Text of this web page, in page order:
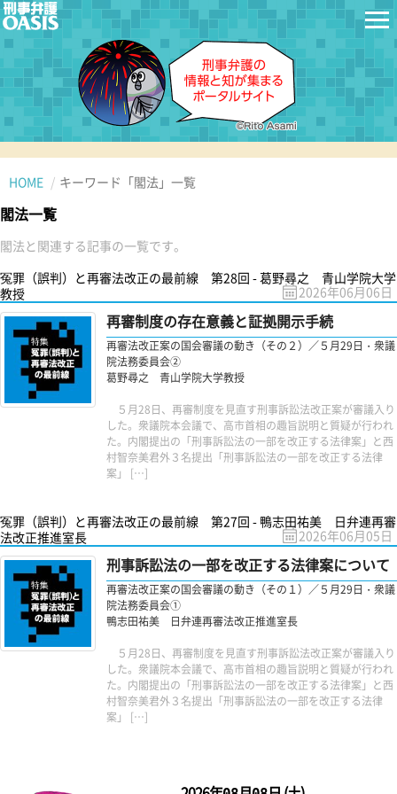
HOME キーワード「閣法」一覧
閣法一覧
閣法と関連する記事の一覧です。
冤罪（誤判）と再審法改正の最前線 第28回 - 葛野尋之 青山学院大学
教授
2026年06月06日
再審制度の存在意義と証拠開示手続
再審法改正案の国会審議の動き（その２）／５月29日・衆議
院法務委員会②
葛野尋之 青山学院大学教授
５月28日、再審制度を見直す刑事訴訟法改正案が審議入り
した。衆議院本会議で、高市首相の趣旨説明と質疑が行われ
た。内閣提出の「刑事訴訟法の一部を改正する法律案」と西
村智奈美君外３名提出「刑事訴訟法の一部を改正する法律
案」 […]
冤罪（誤判）と再審法改正の最前線 第27回 - 鴨志田祐美 日弁連再審
法改正推進室長
2026年06月05日
刑事訴訟法の一部を改正する法律案について
再審法改正案の国会審議の動き（その１）／５月29日・衆議
院法務委員会①
鴨志田祐美 日弁連再審法改正推進室長
５月28日、再審制度を見直す刑事訴訟法改正案が審議入り
した。衆議院本会議で、高市首相の趣旨説明と質疑が行われ
た。内閣提出の「刑事訴訟法の一部を改正する法律案」と西
村智奈美君外３名提出「刑事訴訟法の一部を改正する法律
案」 […]